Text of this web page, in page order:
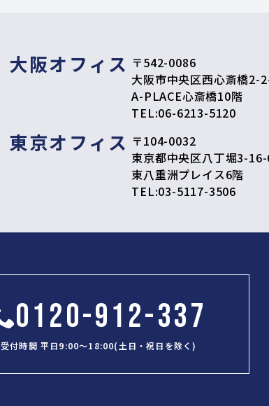
大阪オフィス 〒542-0086
大阪市中央区西心斎橋2-
A-PLACE心斎橋10階
TEL:06-6213-5120
東京オフィス 〒104-0032
東京都中央区八丁堀3-
東八重洲プレイス6階
TEL:03-5117-3506
0120-912-337
受付時間 平日9:00～18:00(土日・祝日を除く)